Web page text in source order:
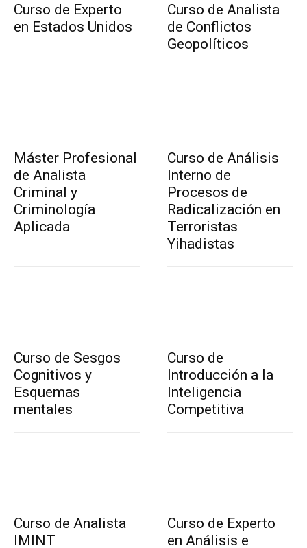
Curso de Experto
en Estados Unidos
Curso de Analista
de Conflictos
Geopolíticos
Máster Profesional
de Analista
Criminal y
Criminología
Aplicada
Curso de Análisis
Interno de
Procesos de
Radicalización en
Terroristas
Yihadistas
Curso de Sesgos
Cognitivos y
Esquemas
mentales
Curso de
Introducción a la
Inteligencia
Competitiva
Curso de Analista
IMINT
Curso de Experto
en Análisis e